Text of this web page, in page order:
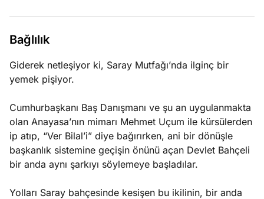
kimler
Ağustos
6, 2026
yasalar
Yazıları
Yazıları
Yazıları
Bağlılık
Giderek netleşiyor ki, Saray Mutfağı’nda ilginç bir
yemek pişiyor.
Cumhurbaşkanı Baş Danışmanı ve şu an uygulanmakta
olan Anayasa’nın mimarı Mehmet Uçum ile kürsülerden
ip atıp, “Ver Bilal’i” diye bağırırken, ani bir dönüşle
başkanlık sistemine geçişin önünü açan Devlet Bahçeli
bir anda aynı şarkıyı söylemeye başladılar.
Yolları Saray bahçesinde kesişen bu ikilinin, bir anda